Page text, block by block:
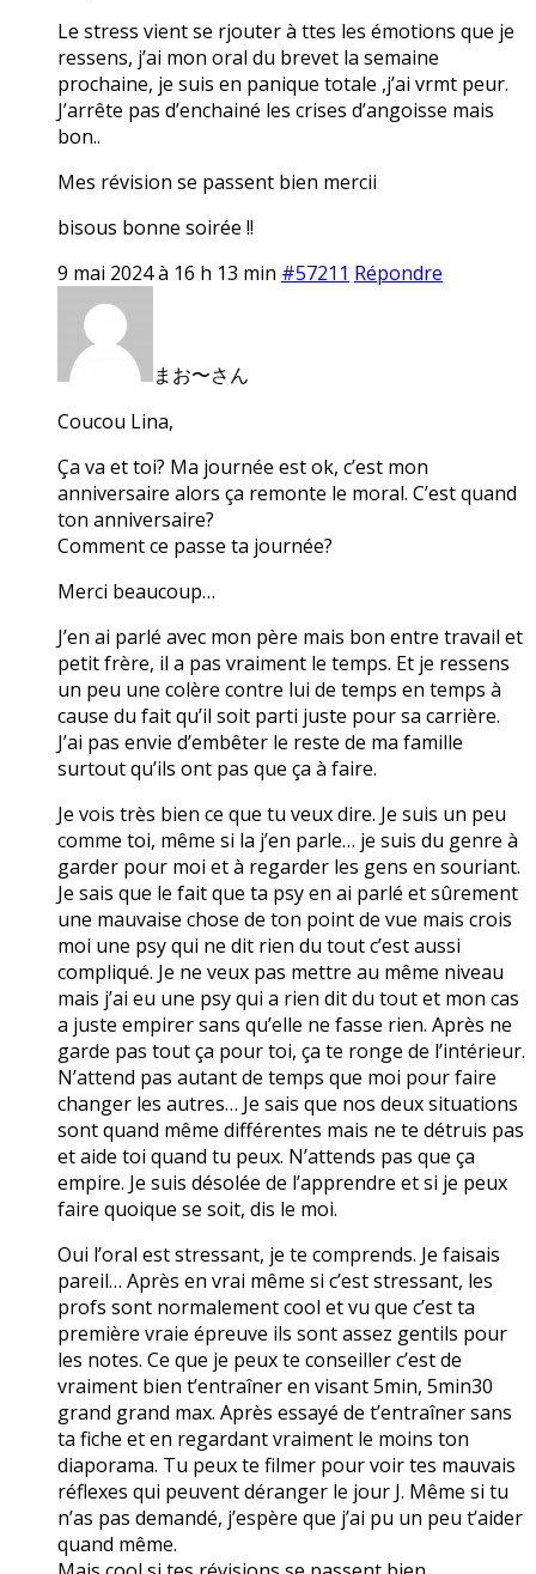
Le stress vient se rjouter à ttes les émotions que je
ressens, j’ai mon oral du brevet la semaine
prochaine, je suis en panique totale ,j’ai vrmt peur.
J’arrête pas d’enchainé les crises d’angoisse mais
bon..
Mes révision se passent bien mercii
bisous bonne soirée !!
9 mai 2024 à 16 h 13 min #57211 Répondre
まお〜さん
Coucou Lina,
Ça va et toi? Ma journée est ok, c’est mon
anniversaire alors ça remonte le moral. C’est quand
ton anniversaire?
Comment ce passe ta journée?
Merci beaucoup…
J’en ai parlé avec mon père mais bon entre travail et
petit frère, il a pas vraiment le temps. Et je ressens
un peu une colère contre lui de temps en temps à
cause du fait qu’il soit parti juste pour sa carrière.
J’ai pas envie d’embêter le reste de ma famille
surtout qu’ils ont pas que ça à faire.
Je vois très bien ce que tu veux dire. Je suis un peu
comme toi, même si la j’en parle… je suis du genre à
garder pour moi et à regarder les gens en souriant.
Je sais que le fait que ta psy en ai parlé et sûrement
une mauvaise chose de ton point de vue mais crois
moi une psy qui ne dit rien du tout c’est aussi
compliqué. Je ne veux pas mettre au même niveau
mais j’ai eu une psy qui a rien dit du tout et mon cas
a juste empirer sans qu’elle ne fasse rien. Après ne
garde pas tout ça pour toi, ça te ronge de l’intérieur.
N’attend pas autant de temps que moi pour faire
changer les autres… Je sais que nos deux situations
sont quand même différentes mais ne te détruis pas
et aide toi quand tu peux. N’attends pas que ça
empire. Je suis désolée de l’apprendre et si je peux
faire quoique se soit, dis le moi.
Oui l’oral est stressant, je te comprends. Je faisais
pareil… Après en vrai même si c’est stressant, les
profs sont normalement cool et vu que c’est ta
première vraie épreuve ils sont assez gentils pour
les notes. Ce que je peux te conseiller c’est de
vraiment bien t’entraîner en visant 5min, 5min30
grand grand max. Après essayé de t’entraîner sans
ta fiche et en regardant vraiment le moins ton
diaporama. Tu peux te filmer pour voir tes mauvais
réflexes qui peuvent déranger le jour J. Même si tu
n’as pas demandé, j’espère que j’ai pu un peu t’aider
quand même.